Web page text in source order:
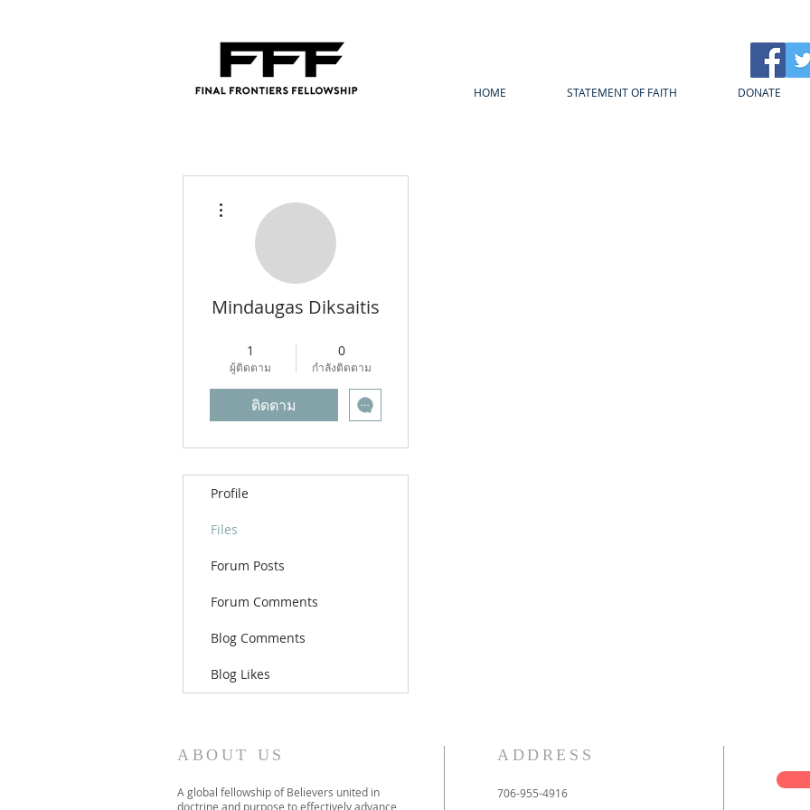
HOME STATEMENT OF FAITH DONATE
Mindaugas Diksaitis
1
ผู้ติดตาม
0
กำลังติดตาม
ติดตาม
Profile
Files
Forum Posts
Forum Comments
Blog Comments
Blog Likes
ABOUT US
A global fellowship of Believers united in
doctrine and purpose to effectively advance
ADDRESS
706-955-4916